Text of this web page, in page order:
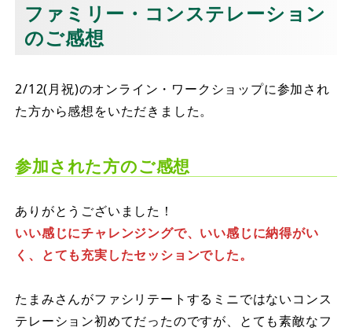
ファミリー・コンステレーション
のご感想
2/12(月祝)のオンライン・ワークショップに参加され
た方から感想をいただきました。
参加された方のご感想
ありがとうございました！
いい感じにチャレンジングで、いい感じに納得がい
く、とても充実したセッションでした。
たまみさんがファシリテートするミニではないコンス
テレーション初めてだったのですが、とても素敵なフ